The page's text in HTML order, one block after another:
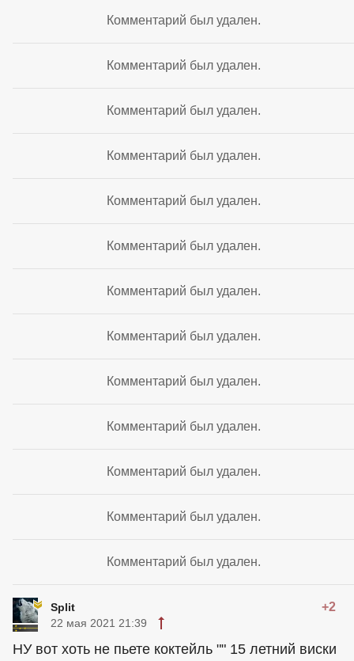
Комментарий был удален.
Комментарий был удален.
Комментарий был удален.
Комментарий был удален.
Комментарий был удален.
Комментарий был удален.
Комментарий был удален.
Комментарий был удален.
Комментарий был удален.
Комментарий был удален.
Комментарий был удален.
Комментарий был удален.
Комментарий был удален.
Split +2
22 мая 2021 21:39
НУ вот хоть не пьете коктейль "" 15 летний виски